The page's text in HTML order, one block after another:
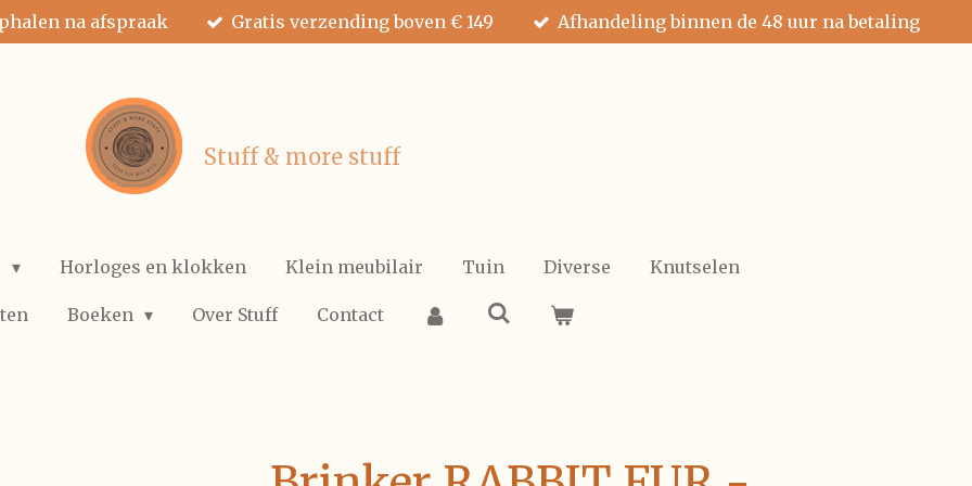
na afspraak Gratis verzending boven € 149 Afhandeling binnen de 48 uur na betaling
Stuff & more stuff
Horloges en klokken Klein meubilair Tuin Diverse Knutselen
Boeken Over Stuff Contact